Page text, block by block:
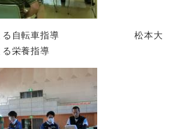
による自転車指導 松本大
栄養指導